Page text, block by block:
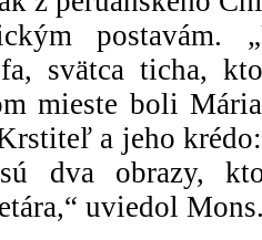
postavám.
svätca ticha,
mieste boli
a jeho
dva obrazy,
uviedol